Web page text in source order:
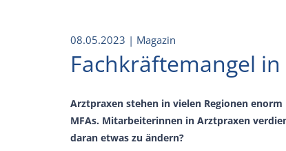
08.05.2023 | Magazin
Fachkräftemangel
Arztpraxen stehen in vielen Regionen
MFAs. Mitarbeiterinnen in Arztpraxen
daran etwas zu ändern?